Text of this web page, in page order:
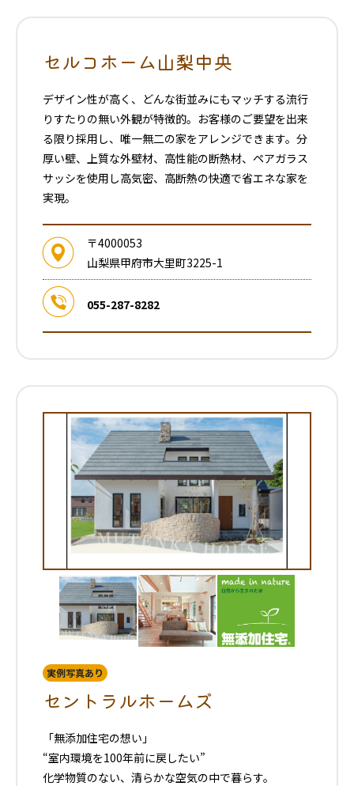
セルコホーム山梨中央
デザイン性が高く、どんな街並みにもマッチする流行
りすたりの無い外観が特徴的。お客様のご要望を出来
る限り採用し、唯一無二の家をアレンジできます。分
厚い壁、上質な外壁材、高性能の断熱材、ペアガラス
サッシを使用し高気密、高断熱の快適で省エネな家を
実現。
〒4000053
山梨県甲府市大里町3225-1
055-287-8282
実例写真あり
セントラルホームズ
「無添加住宅の想い」
“室内環境を100年前に戻したい”
化学物質のない、清らかな空気の中で暮らす。